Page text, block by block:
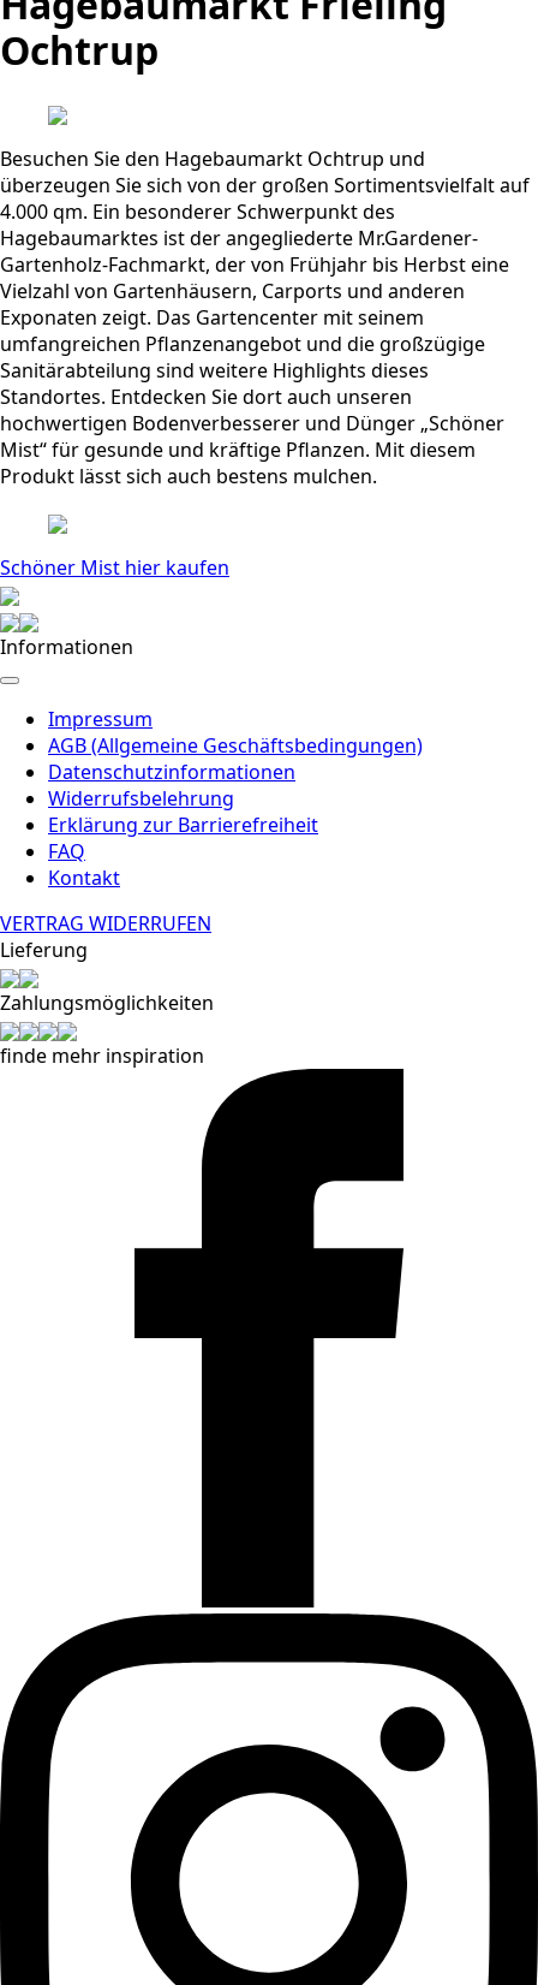
Ochtrup
Besuchen Sie den Hagebaumarkt Ochtrup und
überzeugen Sie sich von der großen Sortimentsvielfalt auf
4.000 qm. Ein besonderer Schwerpunkt des
Hagebaumarktes ist der angegliederte Mr.Gardener-
Gartenholz-Fachmarkt, der von Frühjahr bis Herbst eine
Vielzahl von Gartenhäusern, Carports und anderen
Exponaten zeigt. Das Gartencenter mit seinem
umfangreichen Pflanzenangebot und die großzügige
Sanitärabteilung sind weitere Highlights dieses
Standortes. Entdecken Sie dort auch unseren
hochwertigen Bodenverbesserer und Dünger „Schöner
Mist“ für gesunde und kräftige Pflanzen. Mit diesem
Produkt lässt sich auch bestens mulchen.
Schöner Mist hier kaufen
Informationen
Impressum
AGB (Allgemeine Geschäftsbedingungen)
Datenschutzinformationen
Widerrufsbelehrung
Erklärung zur Barrierefreiheit
FAQ
Kontakt
VERTRAG WIDERRUFEN
Lieferung
Zahlungsmöglichkeiten
finde mehr inspiration